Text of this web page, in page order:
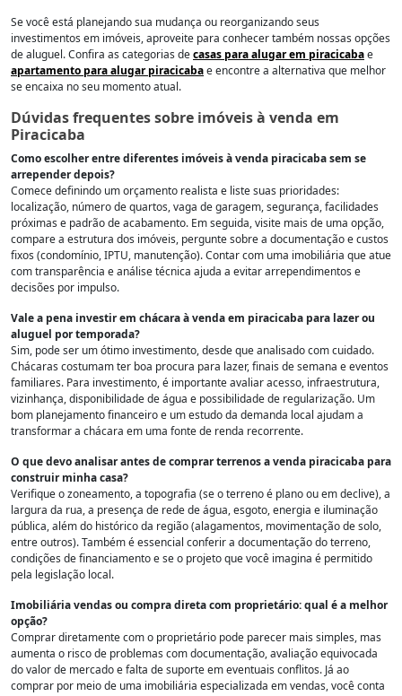
Se você está planejando sua mudança ou reorganizando seus
investimentos em imóveis, aproveite para conhecer também nossas opções
de aluguel. Confira as categorias decasas para alugar em piracicabae
apartamento para alugar piracicabae encontre a alternativa que melhor
se encaixa no seu momento atual.
Dúvidas frequentes sobre imóveis à venda em
Piracicaba
Como escolher entre diferentes imóveis à venda piracicaba sem se
arrepender depois?
Comece definindo um orçamento realista e liste suas prioridades:
localização, número de quartos, vaga de garagem, segurança, facilidades
próximas e padrão de acabamento. Em seguida, visite mais de uma opção,
compare a estrutura dos imóveis, pergunte sobre a documentação e custos
fixos (condomínio, IPTU, manutenção). Contar com uma imobiliária que atue
com transparência e análise técnica ajuda a evitar arrependimentos e
decisões por impulso.
Vale a pena investir em chácara à venda em piracicaba para lazer ou
aluguel por temporada?
Sim, pode ser um ótimo investimento, desde que analisado com cuidado.
Chácaras costumam ter boa procura para lazer, finais de semana e eventos
familiares. Para investimento, é importante avaliar acesso, infraestrutura,
vizinhança, disponibilidade de água e possibilidade de regularização. Um
bom planejamento financeiro e um estudo da demanda local ajudam a
transformar a chácara em uma fonte de renda recorrente.
O que devo analisar antes de comprar terrenos a venda piracicaba para
construir minha casa?
Verifique o zoneamento, a topografia (se o terreno é plano ou em declive), a
largura da rua, a presença de rede de água, esgoto, energia e iluminação
pública, além do histórico da região (alagamentos, movimentação de solo,
entre outros). Também é essencial conferir a documentação do terreno,
condições de financiamento e se o projeto que você imagina é permitido
pela legislação local.
Imobiliária vendas ou compra direta com proprietário: qual é a melhor
opção?
Comprar diretamente com o proprietário pode parecer mais simples, mas
aumenta o risco de problemas com documentação, avaliação equivocada
do valor de mercado e falta de suporte em eventuais conflitos. Já ao
comprar por meio de uma imobiliária especializada em vendas, você conta